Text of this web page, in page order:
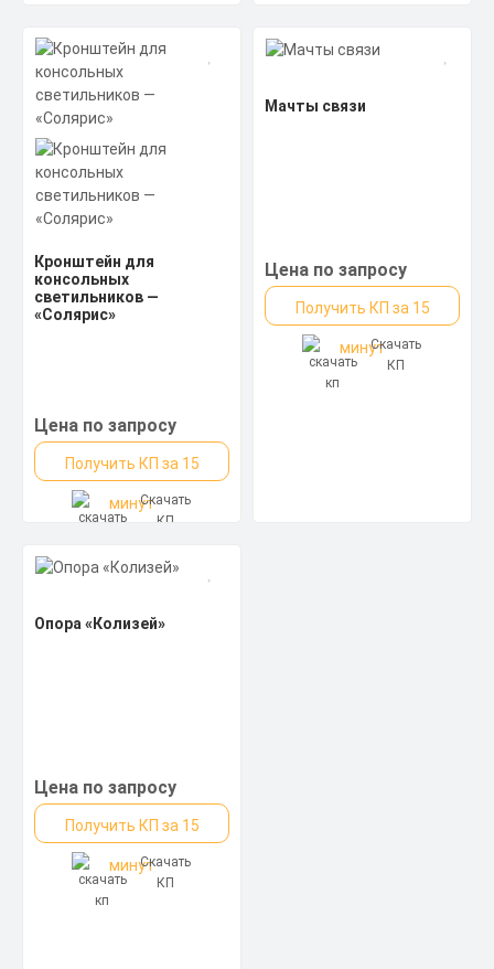
Кронштейн для
консольных
светильников —
«Солярис»
Цена по запросу
Получить КП за 15
минутСкачать
КП
Мачты связи
Цена по запросу
Получить КП за 15
минутСкачать
КП
Опора «Колизей»
Цена по запросу
Получить КП за 15
минутСкачать
КП